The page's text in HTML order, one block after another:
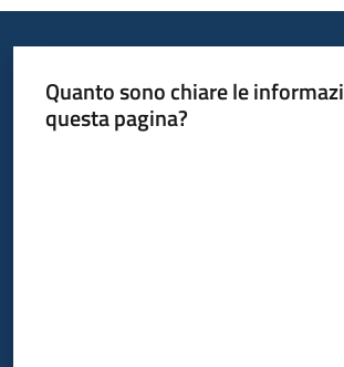
Quanto sono chiare le
questa pagina?